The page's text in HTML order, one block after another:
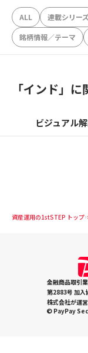
ALL 連載シリー
銘柄情報／テーマ
「インド」に
ビジュアル
資産運用の1stSTEP トップ
金融商品取引
第2883号 加
株式会社が運
© PayPay